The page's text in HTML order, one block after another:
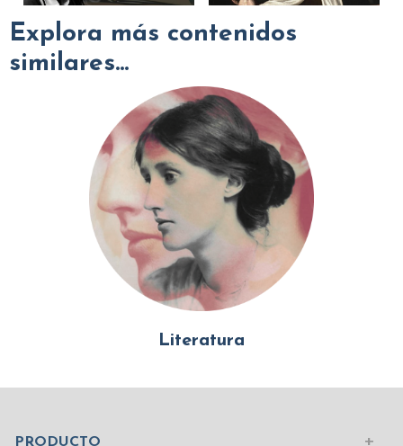
Explora más contenidos
similares...
Literatura
PRODUCTO
Iniciar sesión
Mundo Islámico